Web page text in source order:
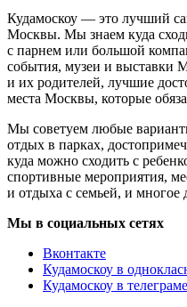
Кудамоскоу — это лучший
Москвы. Мы знаем куда
с парнем или большой
события, музеи и выставки
и их родителей, лучшие
места Москвы, которые
Мы советуем любые
отдых в парках,
куда можно сходить с
спортивные мероприятия,
и отдыха с семьей, и многое
Мы в социальных сетях
Вконтакте
Кудамоскоу в
Кудамоскоу в телеграме